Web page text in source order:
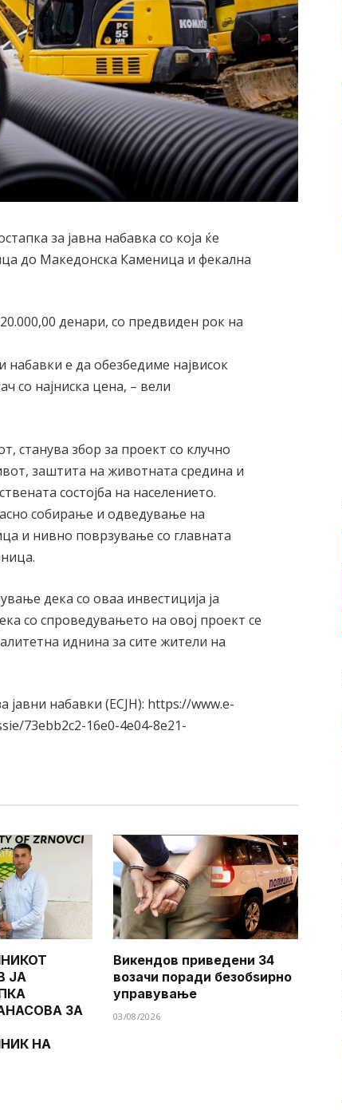
за јавна набавка со која ќе
до Македонска Каменица и фекална
денари, со предвиден рок на
набавки е да обезбедиме највисок
со најниска цена, – вели
станува збор за проект со клучно
заштита на животната средина и
состојба на населението.
собирање и одведување на
и нивно поврзување со главната
дека со оваа инвестиција ја
со спроведувањето на овој проект се
иднина за сите жители на
јавни набавки (ЕСЈН): https://www.e-
73ebb2c2-16e0-4e04-8e21-
ЈА
ЗА
НА
Викендов приведени 34
возачи поради безобѕирно
управување
03/08/2026